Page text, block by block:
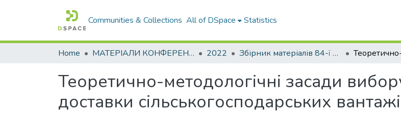
Communities & Collections All of DSpace Statistics
Home МАТЕРІАЛИ КОНФЕРЕНЦІЙ 2022 Збірник матеріалів 84-ї Міжнародної наукової конференції студентів. Секція транспортних технологій
Теоретично-методологічні засади
доставки сільськогосподарських